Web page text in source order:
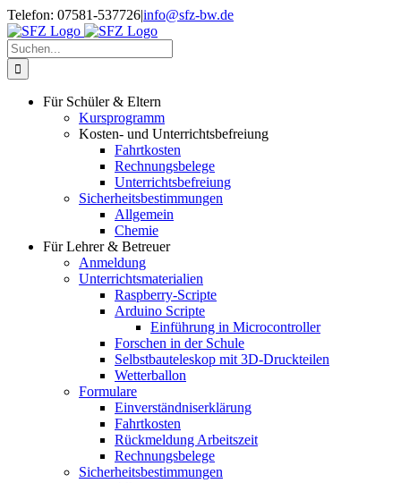
Zum
Inhalt
springen
Telefon: 07581-537726|info@sfz-bw.de
Suche
nach:
Für Schüler & Eltern
Kursprogramm
Kosten- und Unterrichtsbefreiung
Fahrtkosten
Rechnungsbelege
Unterrichtsbefreiung
Sicherheitsbestimmungen
Allgemein
Chemie
Für Lehrer & Betreuer
Anmeldung
Unterrichtsmaterialien
Raspberry-Scripte
Arduino Scripte
Einführung in Microcontroller
Forschen in der Schule
Selbstbauteleskop mit 3D-Druckteilen
Wetterballon
Formulare
Einverständniserklärung
Fahrtkosten
Rückmeldung Arbeitszeit
Rechnungsbelege
Sicherheitsbestimmungen